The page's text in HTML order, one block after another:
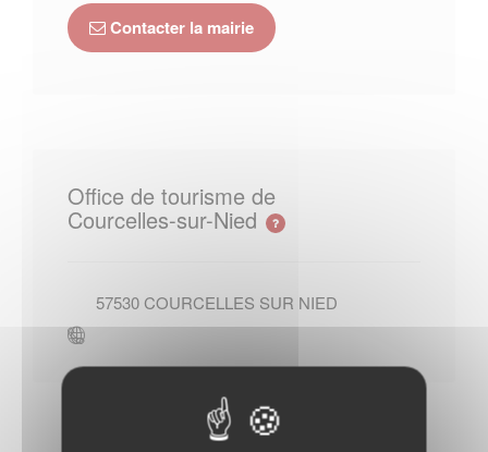
Contacter la mairie
Office de tourisme de
Courcelles-sur-Nied
57530 COURCELLES SUR NIED